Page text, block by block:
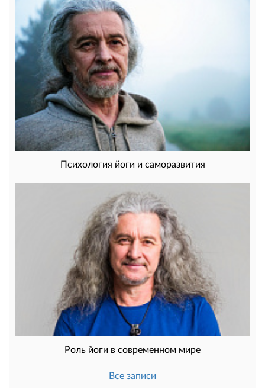
Психология йоги и саморазвития
Роль йоги в современном мире
Все записи